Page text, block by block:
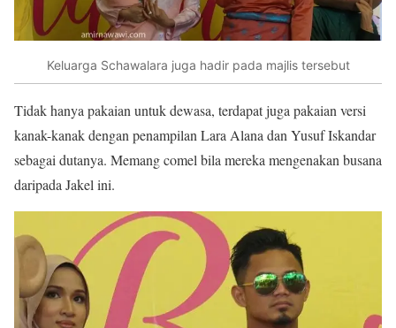
Keluarga Schawalara juga hadir pada majlis tersebut
Tidak hanya pakaian untuk dewasa, terdapat juga pakaian versi
kanak-kanak dengan penampilan Lara Alana dan Yusuf Iskandar
sebagai dutanya. Memang comel bila mereka mengenakan busana
daripada Jakel ini.